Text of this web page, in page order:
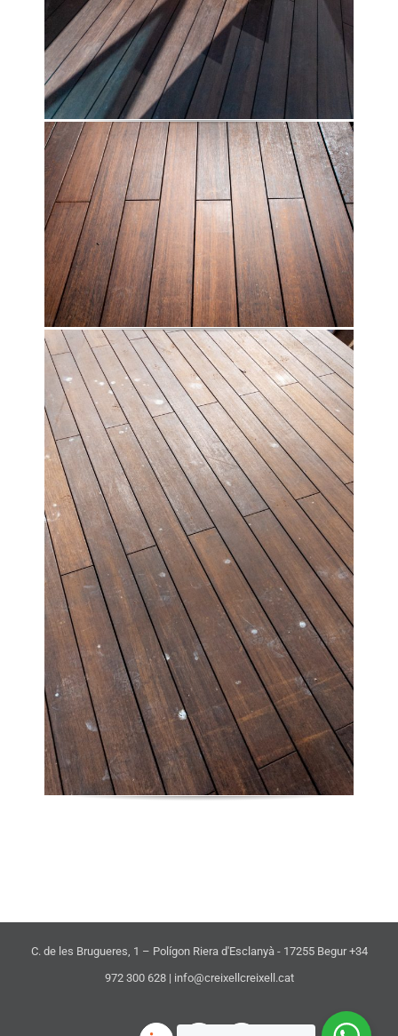
C. de les Brugueres, 1 – Polígon Riera d'Esclanyà - 17255 Begur +34
972 300 628 | info@creixellcreixell.cat